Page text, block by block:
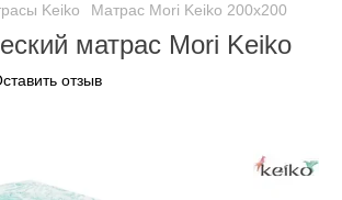
Keiko Матрас Mori Keiko 200х200
матрас Mori Keiko
отзыв